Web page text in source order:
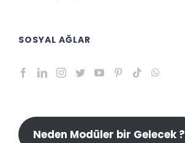
SOSYAL AĞLAR
Neden Modüler bir Gelecek ?